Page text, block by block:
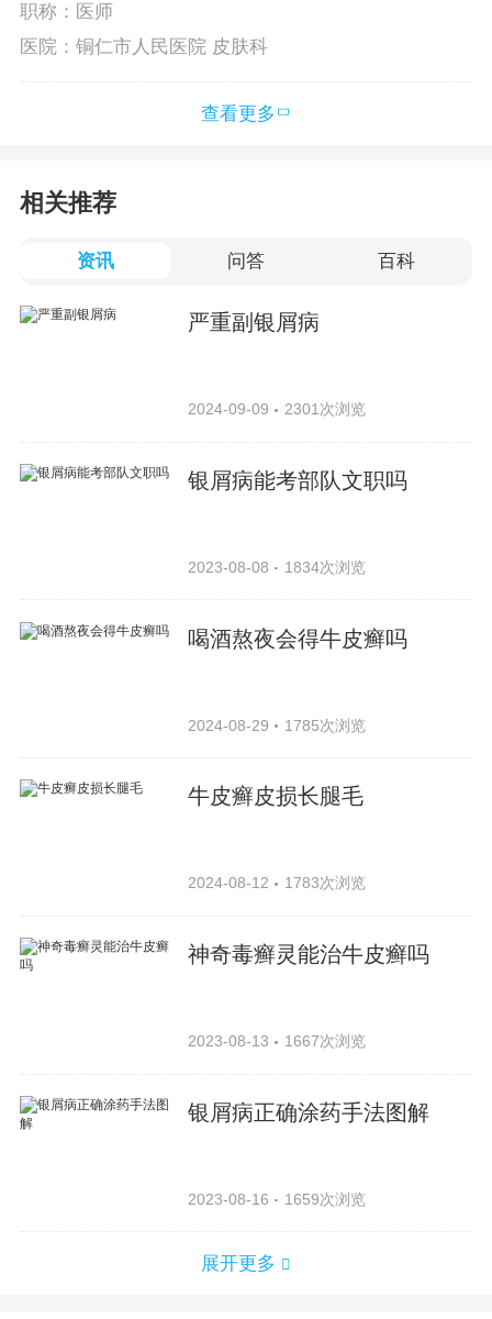
职称：医师
医院：铜仁市人民医院 皮肤科
查看更多
相关推荐
资讯 问答 百科
严重副银屑病
2024-09-09 2301次浏览
银屑病能考部队文职吗
2023-08-08 1834次浏览
喝酒熬夜会得牛皮癣吗
2024-08-29 1785次浏览
牛皮癣皮损长腿毛
2024-08-12 1783次浏览
神奇毒癣灵能治牛皮癣吗
2023-08-13 1667次浏览
银屑病正确涂药手法图解
2023-08-16 1659次浏览
展开更多